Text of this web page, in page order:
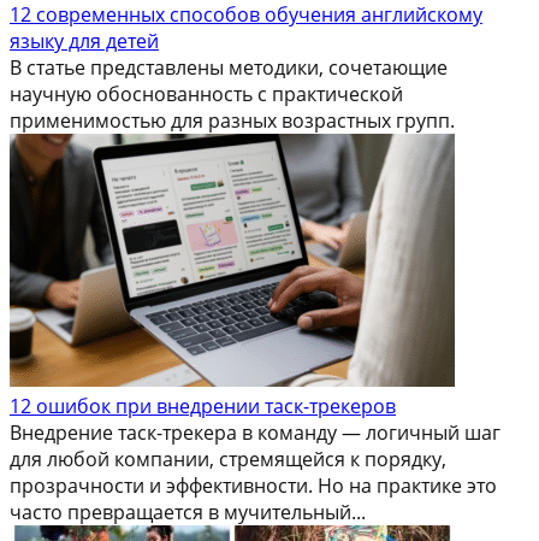
12 современных способов обучения английскому
языку для детей
В статье представлены методики, сочетающие
научную обоснованность с практической
применимостью для разных возрастных групп.
12 ошибок при внедрении таск-трекеров
Внедрение таск-трекера в команду — логичный шаг
для любой компании, стремящейся к порядку,
прозрачности и эффективности. Но на практике это
часто превращается в мучительный...